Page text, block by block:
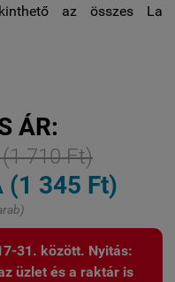
az összes La
ÁR:
710 Ft)
(1 345 Ft)
31. között. Nyitás:
üzlet és a raktár is